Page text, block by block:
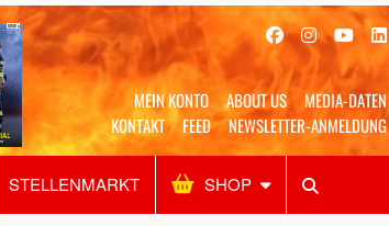
MEIN KONTO ABOUT US
MEDIA-DATEN
KONTAKT
FEED NEWSLETTER-ANMELDUNG
STELLENMARKT SHOP
Alles Shop SUCHEN